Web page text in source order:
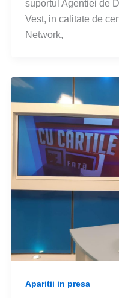
suportul Agentiei de
Vest, in calitate de
Network,
Aparitii in presa